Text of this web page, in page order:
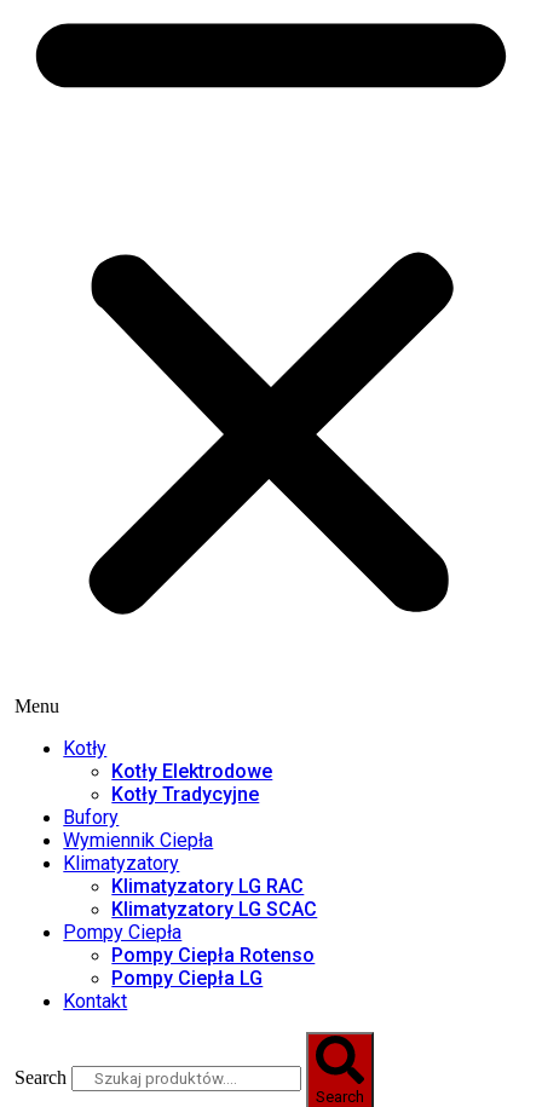
Menu
Kotły
Kotły Elektrodowe
Kotły Tradycyjne
Bufory
Wymiennik Ciepła
Klimatyzatory
Klimatyzatory LG RAC
Klimatyzatory LG SCAC
Pompy Ciepła
Pompy Ciepła Rotenso
Pompy Ciepła LG
Kontakt
Search
Search